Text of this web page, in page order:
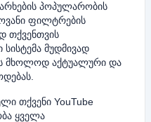
პოპულარობის
ფილტრების
თქვენთვის
სისტემა მუდმივად
მხოლოდ აქტუალური და
თქვენი YouTube
ყველა